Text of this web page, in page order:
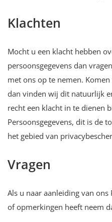
Klachten
Mocht u een klacht hebben
persoonsgegevens dan
met ons op te nemen.
dan vinden wij dit natuurlijk
recht een klacht in te dienen
Persoonsgegevens, dit is de
het gebied van
Vragen
Als u naar aanleiding van
of opmerkingen heeft neem